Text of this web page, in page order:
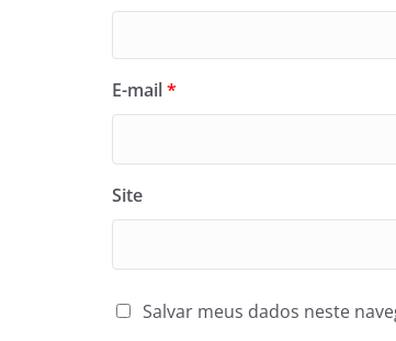
E-mail*
Site
Salvar meus dados neste